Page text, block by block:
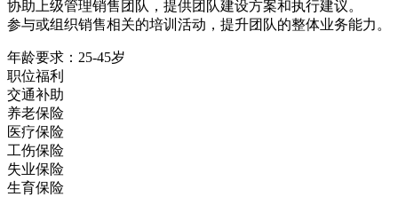
协助上级管理销售团队，提供团队建设方案和执行建议。
参与或组织销售相关的培训活动，提升团队的整体业务能力。
年龄要求：25-45岁
职位福利
交通补助
养老保险
医疗保险
工伤保险
失业保险
生育保险